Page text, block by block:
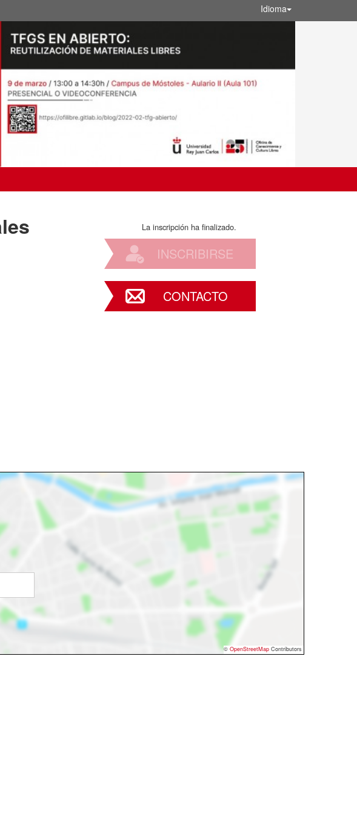
Idioma
La inscripción ha finalizado.
INSCRIBIRSE
CONTACTO
© OpenStreetMap Contributors